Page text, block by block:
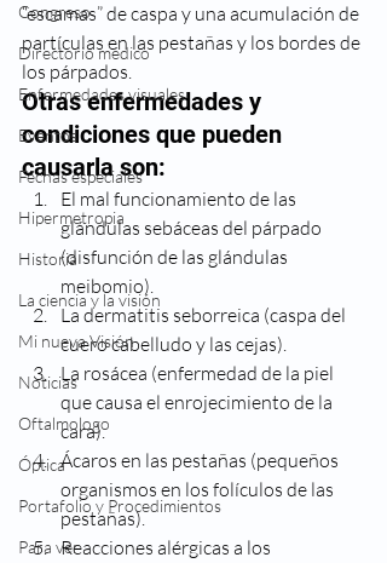
Congreso
Directorio médico
Enfermedades visuales
Eventos
Fechas especiales
Hipermetropia
Historia
La ciencia y la visión
Mi nueva Visión
Noticias
Oftalmologo
Óptica
Portafolio y Procedimientos
Para ver
“escamas” de caspa y una acumulación de
partículas en las pestañas y los bordes de
los párpados.
Otras enfermedades y
condiciones que pueden
causarla son:
El mal funcionamiento de las
glándulas sebáceas del párpado
(disfunción de las glándulas
meibomio).
La dermatitis seborreica (caspa del
cuero cabelludo y las cejas).
La rosácea (enfermedad de la piel
que causa el enrojecimiento de la
cara).
Ácaros en las pestañas (pequeños
organismos en los folículos de las
pestañas).
Reacciones alérgicas a los